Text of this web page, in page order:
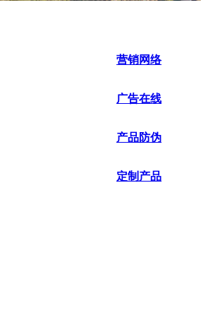
营销网络
广告在线
产品防伪
定制产品